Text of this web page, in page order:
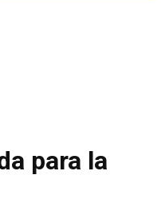
para la